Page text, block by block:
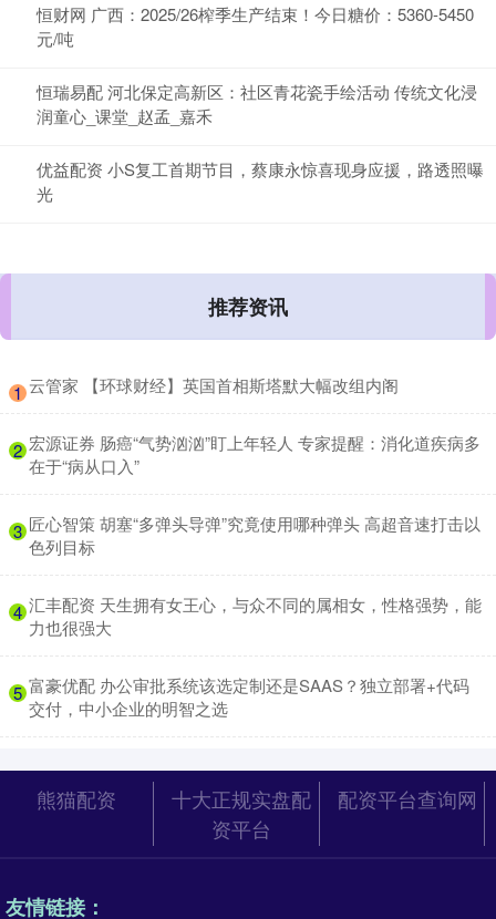
恒财网 广西：2025/26榨季生产结束！今日糖价：5360-5450
元/吨
恒瑞易配 河北保定高新区：社区青花瓷手绘活动 传统文化浸
润童心_课堂_赵孟_嘉禾
优益配资 小S复工首期节目，蔡康永惊喜现身应援，路透照曝
光
推荐资讯
1 ​云管家 【环球财经】英国首相斯塔默大幅改组内阁
2 ​宏源证券 肠癌“气势汹汹”盯上年轻人 专家提醒：消化道疾病多
在于“病从口入”
3 ​匠心智策 胡塞“多弹头导弹”究竟使用哪种弹头 高超音速打击以
色列目标
4 ​汇丰配资 天生拥有女王心，与众不同的属相女，性格强势，能
力也很强大
5 ​富豪优配 办公审批系统该选定制还是SAAS？独立部署+代码
交付，中小企业的明智之选
熊猫配资
十大正规实盘配
资平台
配资平台查询网
友情链接：